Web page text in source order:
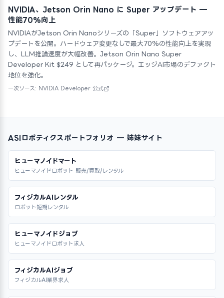
NVIDIA、Jetson Orin Nano に Super アップデート —
性能70%向上
NVIDIAがJetson Orin Nanoシリーズの「Super」ソフトウェアアッ
プデートを公開。ハードウェア変更なしで最大70%の性能向上を実現
し、LLM推論速度が大幅改善。Jetson Orin Nano Super
Developer Kit $249 として再パッケージ。エッジAI市場のデファクト
地位を強化。
一次ソース: NVIDIA Developer 公式
ASIロボティクスポートフォリオ — 姉妹サイト
ヒューマノイドマート
ヒューマノイドロボット 販売/買取/レンタル
フィジカルAIレンタル
ロボット短期レンタル
ヒューマノイドジョブ
ヒューマノイドロボット求人
フィジカルAIジョブ
フィジカルAI業界求人